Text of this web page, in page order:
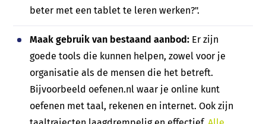
beter met een tablet te leren werken?".
Maak gebruik van bestaand aanbod: Er zijn
goede tools die kunnen helpen, zowel voor je
organisatie als de mensen die het betreft.
Bijvoorbeeld oefenen.nl waar je online kunt
oefenen met taal, rekenen en internet. Ook zijn